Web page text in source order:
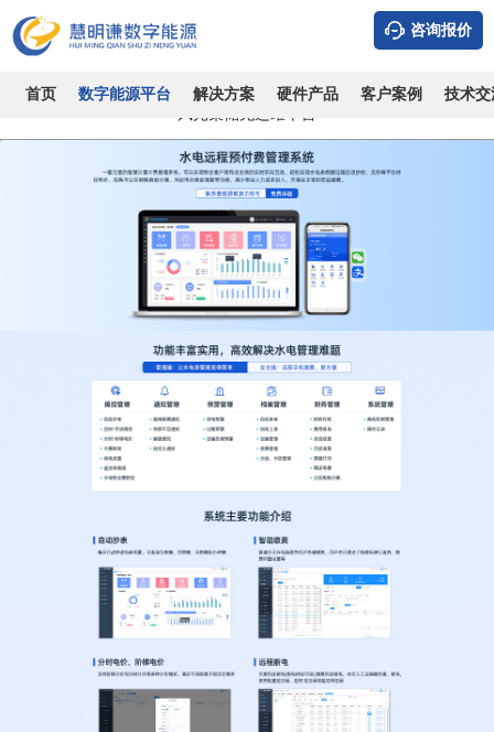
咨询报价
首页 数字能源平台 解决方案 硬件产品 客户案例 技术交
数字能源管理操作平台 能耗监测管理系统 远程预付费抄表系统
风光柴储充运维平台